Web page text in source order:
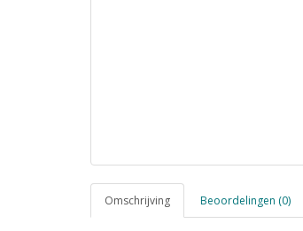
Omschrijving Beoordelingen (0)